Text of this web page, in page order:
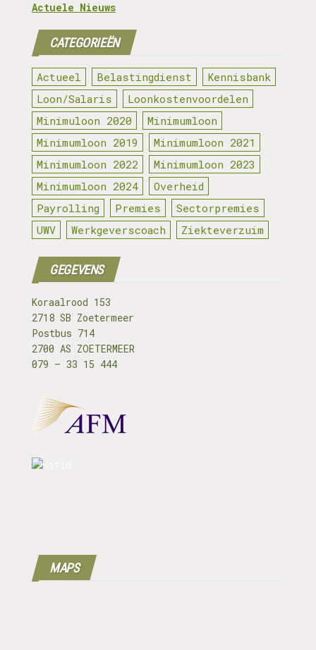
Actuele Nieuws
CATEGORIEËN
Actueel Belastingdienst
Kennisbank
Loon/Salaris
Loonkostenvoordelen
Minimuloon 2020
Minimumloon
Minimumloon 2019
Minimumloon 2021
Minimumloon 2022
Minimumloon 2023
Minimumloon 2024
Overheid
Payrolling
Premies
Sectorpremies
UWV
Werkgeverscoach Ziekteverzuim
GEGEVENS
Koraalrood 153
2718 SB Zoetermeer
Postbus 714
2700 AS ZOETERMEER
079 – 33 15 444
MAPS